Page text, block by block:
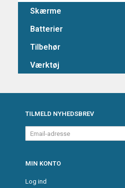
Skærme
Batterier
Tilbehør
Værktøj
TILMELD NYHEDSBREV
Email-
adresse
MIN KONTO
Log ind